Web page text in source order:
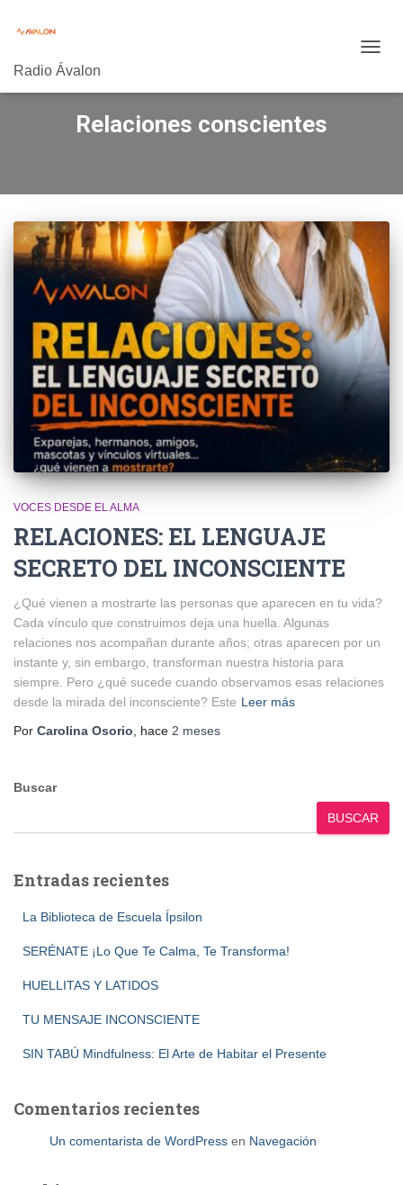
Radio Ávalon
DE
Relaciones conscientes
VOCES DESDE EL ALMA
RELACIONES: EL LENGUAJE
SECRETO DEL INCONSCIENTE
¿Qué vienen a mostrarte las personas que aparecen en tu vida?
Cada vínculo que construimos deja una huella. Algunas
relaciones nos acompañan durante años; otras aparecen por un
instante y, sin embargo, transforman nuestra historia para
siempre. Pero ¿qué sucede cuando observamos esas relaciones
desde la mirada del inconsciente? Este Leer más
Por Carolina Osorio , hace 2 meses
Buscar
BUSCAR
Entradas recientes
La Biblioteca de Escuela Ípsilon
SERÉNATE ¡Lo Que Te Calma, Te Transforma!
HUELLITAS Y LATIDOS
TU MENSAJE INCONSCIENTE
SIN TABÚ Mindfulness: El Arte de Habitar el Presente
Comentarios recientes
Un comentarista de WordPress en Navegación